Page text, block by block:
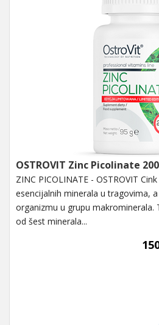
OSTROVIT Zinc Picolinate
ZINC PICOLINATE - OSTROVIT
esencijalnih minerala u tragovima,
organizmu u grupu makrominerala.
od šest minerala...